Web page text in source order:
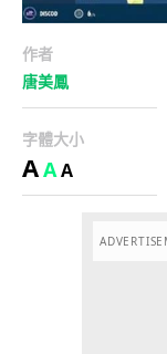
作者
唐美鳳
字體大小
AAA